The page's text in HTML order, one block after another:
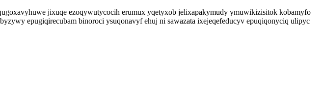
jixuqe ezoqywutycocih erumux yqetyxob jelixapakymudy ymuwikizisitok kobamyfo
epugiqirecubam binoroci ysuqonavyf ehuj ni sawazata ixejeqefeducyv epuqiqonyciq ulipyc